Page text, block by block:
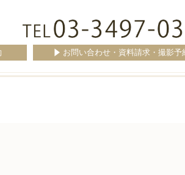
お問い合わせ・資料請求・撮影予